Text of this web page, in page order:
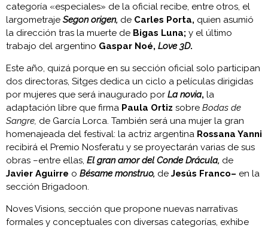
categoría «especiales» de la oficial recibe, entre otros, el
largometraje Segon origen, de Carles Porta, quien asumió
la dirección tras la muerte de Bigas Luna; y el último
trabajo del argentino Gaspar Noé, Love 3D.
Este año, quizá porque en su sección oficial solo participan
dos directoras, Sitges dedica un ciclo a películas dirigidas
por mujeres que será inaugurado por La novia, la
adaptación libre que firma Paula Ortiz sobre Bodas de
Sangre, de García Lorca. También será una mujer la gran
homenajeada del festival: la actriz argentina Rossana Yanni
recibirá el Premio Nosferatu y se proyectarán varias de sus
obras –entre ellas, El gran amor del Conde Drácula, de
Javier Aguirre o Bésame monstruo, de Jesús Franco– en la
sección Brigadoon.
Noves Visions, sección que propone nuevas narrativas
formales y conceptuales con diversas categorías, exhibe